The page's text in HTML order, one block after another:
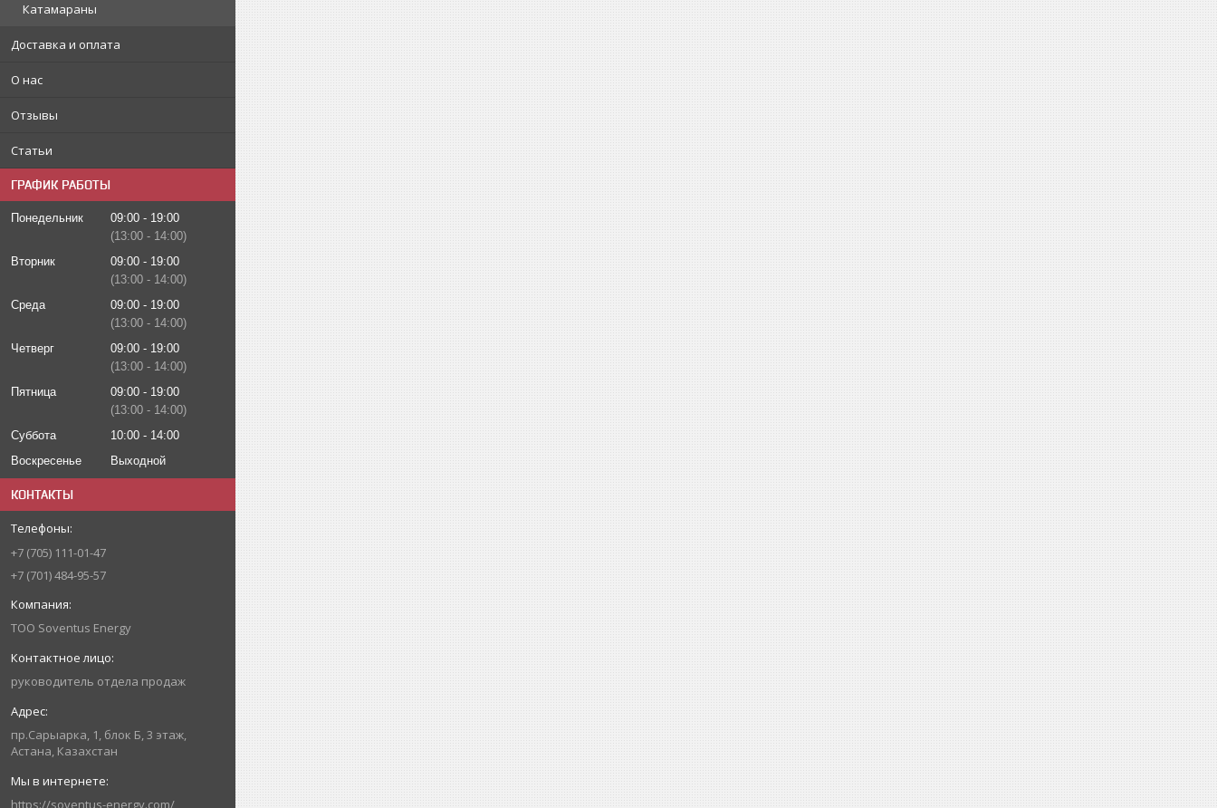
Катамараны
Доставка и оплата
О нас
Отзывы
Статьи
ГРАФИК РАБОТЫ
Понедельник 09:00
19:00
13:00
14:00
Вторник
09:00
19:00
13:00
14:00
Среда
09:00
19:00
13:00
14:00
Четверг
09:00
19:00
13:00
14:00
Пятница
09:00
19:00
13:00
14:00
Суббота
10:00
14:00
Воскресенье
Выходной
КОНТАКТЫ
+7 (705) 111-01-47
+7 (701) 484-95-57
ТОО Soventus Energy
руководитель отдела продаж
пр.Сарыарка, 1, блок Б, 3 этаж,
Астана, Казахстан
https://soventus-energy.com/